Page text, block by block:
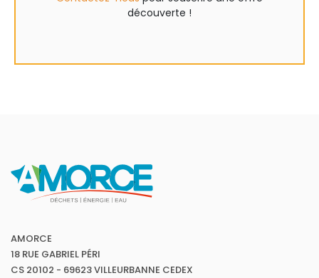
découverte !
AMORCE
18 RUE GABRIEL PÉRI
CS 20102 - 69623 VILLEURBANNE CEDEX